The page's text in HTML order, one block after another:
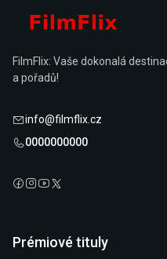
FilmFlix: Vaše dokonalá
a pořadů!
info@filmflix.cz
0000000000
Prémiové tituly